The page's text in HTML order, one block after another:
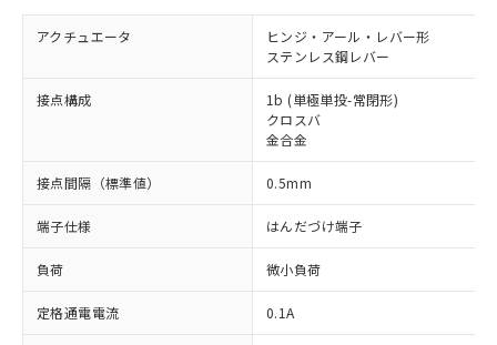
アクチュエータ
ヒンジ・アール・レバー形
ステンレス鋼レバー
接点構成
1b (単極単投-常閉形)
クロスバ
金合金
接点間隔（標準値） 0.5mm
端子仕様 はんだづけ端子
負荷 微小負荷
定格通電電流 0.1A